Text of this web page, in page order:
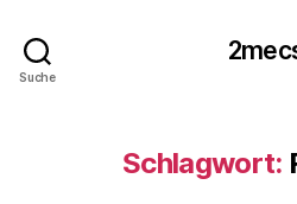
Suche
Schlagwort: